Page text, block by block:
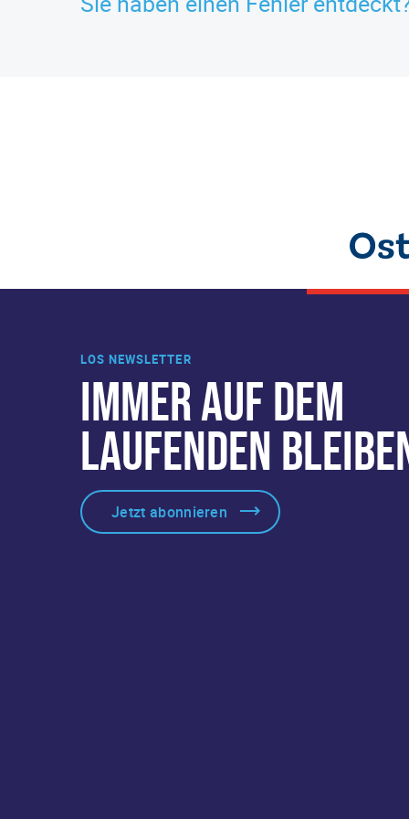
LOS NEWSLETTER
IMMER AUF DEM
LAUFENDEN
Jetzt abonnieren